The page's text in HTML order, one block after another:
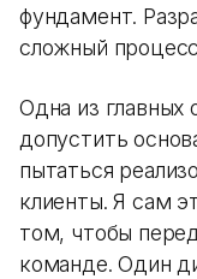
фундамент.
сложный
Одна из
допустить
пытаться
клиенты. Я сам
том, чтобы
команде. Один